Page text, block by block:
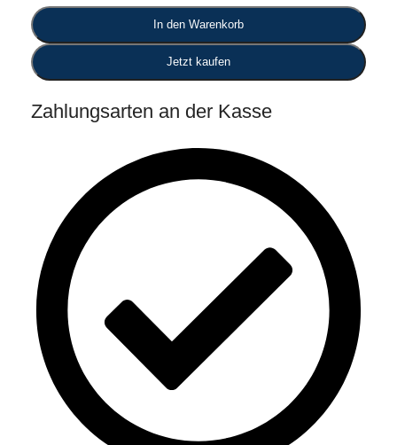
In den Warenkorb
Jetzt kaufen
Zahlungsarten an der Kasse